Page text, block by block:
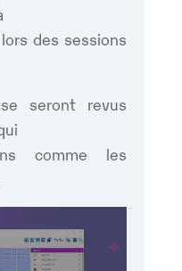
des sessions
seront revus
comme les